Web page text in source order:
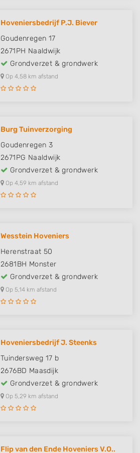
Hoveniersbedrijf P.J. Biever
Goudenregen 17
2671PH Naaldwijk
Grondverzet & grondwerk
Op 4,58 km afstand
Burg Tuinverzorging
Goudenregen 3
2671PG Naaldwijk
Grondverzet & grondwerk
Op 4,59 km afstand
Wesstein Hoveniers
Herenstraat 50
2681BH Monster
Grondverzet & grondwerk
Op 5,14 km afstand
Hoveniersbedrijf J. Steenks
Tuindersweg 17 b
2676BD Maasdijk
Grondverzet & grondwerk
Op 5,29 km afstand
Flip van den Ende Hoveniers V.O..